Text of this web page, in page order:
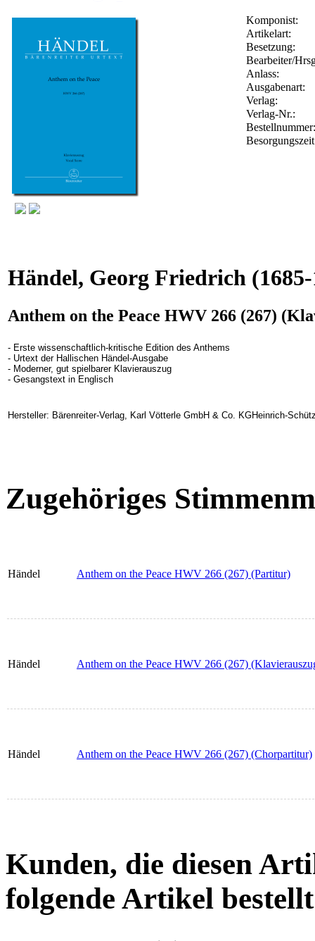
Komponist:
Artikelart:
Besetzung:
Bearbeiter/
Anlass:
Ausgabenart:
Verlag:
Verlag-Nr.:
Händel, Georg Friedrich
Anthem on the Peace HWV 266 (267)
- Erste wissenschaftlich-kritische Edition des Anthems
- Urtext der Hallischen Händel-Ausgabe
- Moderner, gut spielbarer Klavierauszug
- Gesangstext in Englisch
Hersteller: Bärenreiter-Verlag, Karl Vötterle GmbH & Co. KGHeinrich-
Zugehöriges
Händel Anthem on the Peace HWV 266 (267) (Partitur)
Händel Anthem on the Peace HWV 266 (267)
Händel Anthem on the Peace HWV 266 (267) (Chorpartitur)
Kunden, die diesen
folgende Artikel